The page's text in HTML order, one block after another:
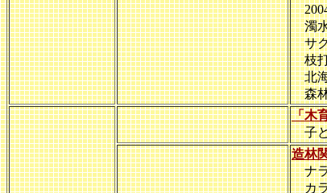
2004
濁水
サク
枝打
北海
森林
「木
子ど
造林
ナラ
カラ